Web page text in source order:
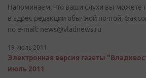
Напоминаем, что ваши слухи вы можете
в адрес редакции обычной почтой,
по е-mail: news@vladnews.ru
19 июль 2011
Электронная версия газеты
июль 2011